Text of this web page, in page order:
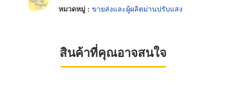
หมวดหมู่ : ขายส่งและผู้ผลิตม่านปรับแสง
สินค้าที่คุณอาจสนใจ